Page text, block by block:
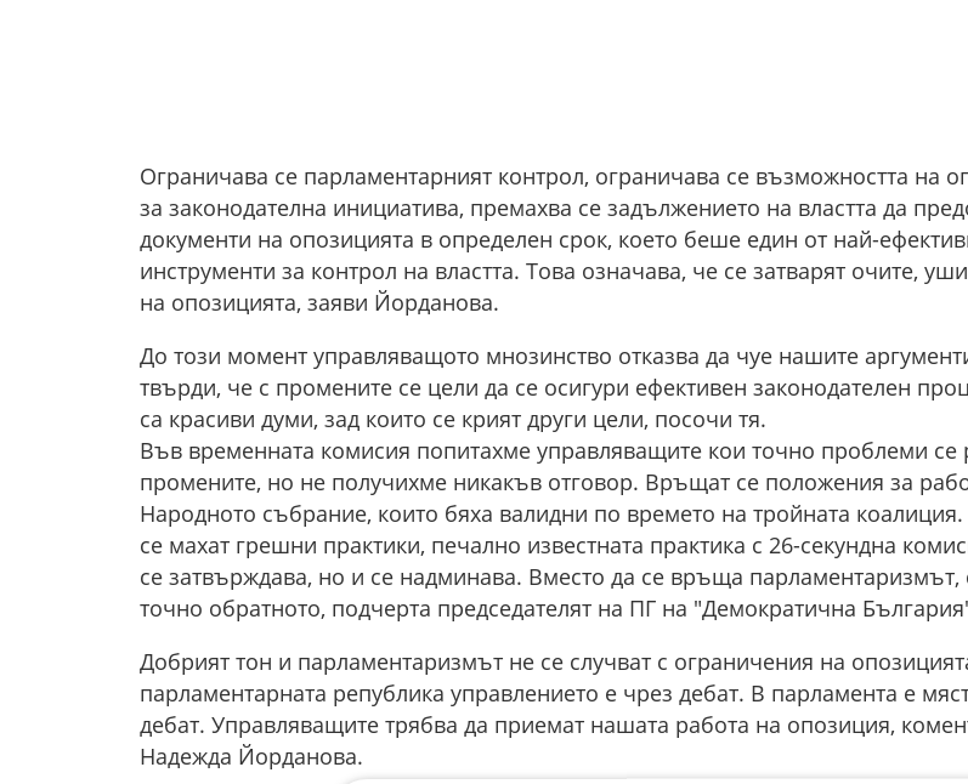
Ограничава се парламентарният контрол, ограничава се възможността на
за законодателна инициатива, премахва се задължението на властта да
документи на опозицията в определен срок, което беше един от най-
инструменти за контрол на властта. Това означава, че се затварят очите,
на опозицията, заяви Йорданова.
До този момент управляващото мнозинство отказва да чуе нашите
твърди, че с промените се цели да се осигури ефективен законодателен
са красиви думи, зад които се крият други цели, посочи тя.
Във временната комисия попитахме управляващите кои точно проблеми се
промените, но не получихме никакъв отговор. Връщат се положения за
Народното събрание, които бяха валидни по времето на тройната
се махат грешни практики, печално известната практика с 26-секундна
се затвърждава, но и се надминава. Вместо да се връща парламентаризмът,
точно обратното, подчерта председателят на ПГ на "Демократична
Добрият тон и парламентаризмът не се случват с ограничения на
парламентарната република управлението е чрез дебат. В парламента е
дебат. Управляващите трябва да приемат нашата работа на опозиция,
Надежда Йорданова.